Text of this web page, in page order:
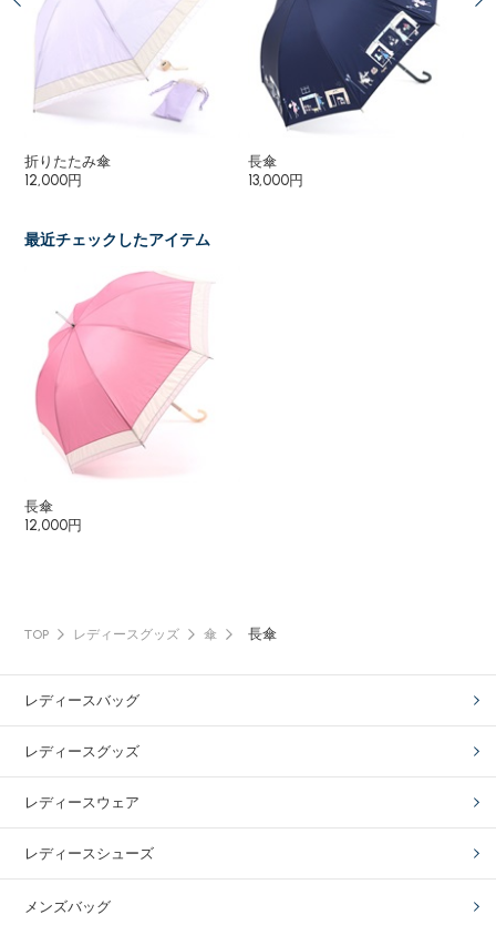
折りたたみ傘
12,000円
長傘
13,000円
最近チェックしたアイテム
長傘
12,000円
TOP レディースグッズ 傘 長傘
レディースバッグ
レディースグッズ
レディースウェア
レディースシューズ
メンズバッグ